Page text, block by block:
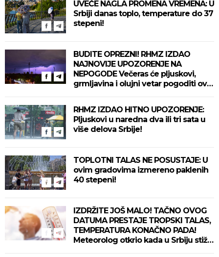
UVEČE NAGLA PROMENA VREMENA: U
Srbiji danas toplo, temperature do 37
stepeni!
BUDITE OPREZNI! RHMZ IZDAO
NAJNOVIJE UPOZORENJE NA
NEPOGODE Večeras će pljuskovi,
grmljavina i olujni vetar pogoditi ove
RHMZ IZDAO HITNO UPOZORENJE:
Pljuskovi u naredna dva ili tri sata u
više delova Srbije!
TOPLOTNI TALAS NE POSUSTAJE: U
ovim gradovima izmereno paklenih
40 stepeni!
IZDRŽITE JOŠ MALO! TAČNO OVOG
DATUMA PRESTAJE TROPSKI TALAS,
TEMPERATURA KONAČNO PADA!
Meteorolog otkrio kada u Srbiju stiže